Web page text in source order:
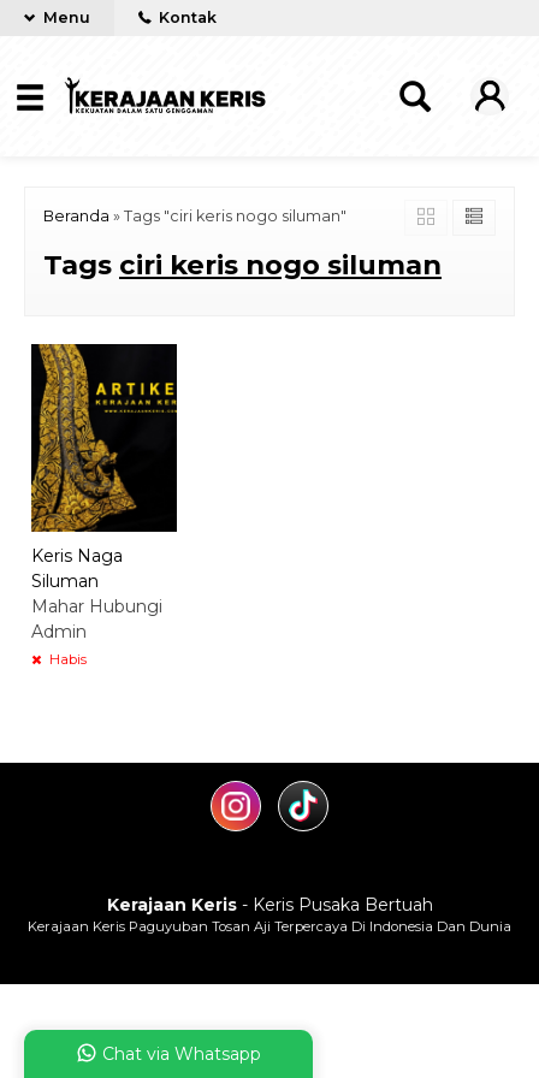
Menu Kontak
Beranda » Tags "ciri keris nogo siluman"
Tags ciri keris nogo siluman
Keris Naga
Siluman
Mahar Hubungi
Admin
Habis
Kerajaan Keris- Keris Pusaka Bertuah
Kerajaan Keris Paguyuban Tosan Aji Terpercaya Di Indonesia Dan Dunia
Chat via Whatsapp